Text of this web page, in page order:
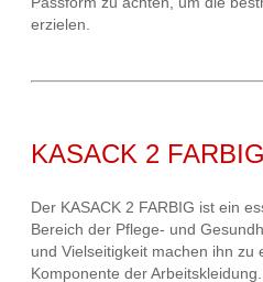
erzielen.
KASACK 2 FARBIG
Der KASACK 2 FARBIG ist ein
Bereich der Pflege- und
und Vielseitigkeit machen ihn zu
Komponente der